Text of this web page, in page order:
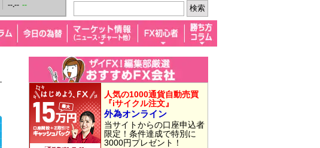
--.-- --
人気の1000通貨自動売買
『iサイクル注文』
外為オンライン
当サイトからの口座申込者
限定！条件達成で特別に
3000円プレゼント！